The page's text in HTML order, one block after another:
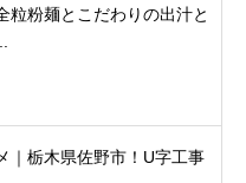
粒粉麺とこだわりの出汁と
｜栃木県佐野市！U字工事